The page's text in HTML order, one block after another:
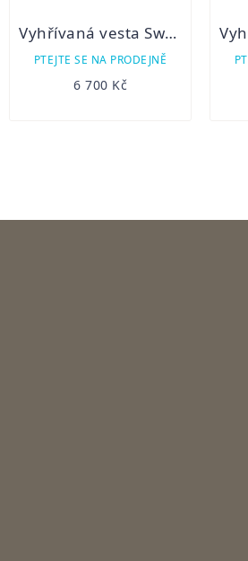
Vyhřívaná vesta Swedteam Alpha Light PRO M Heat green
PTEJTE SE NA PRODEJNĚ
6 700 Kč